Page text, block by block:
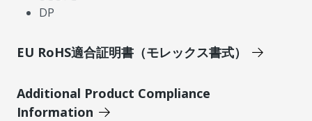
DP
EU RoHS適合証明書（モレックス書式）
Additional Product Compliance
Information